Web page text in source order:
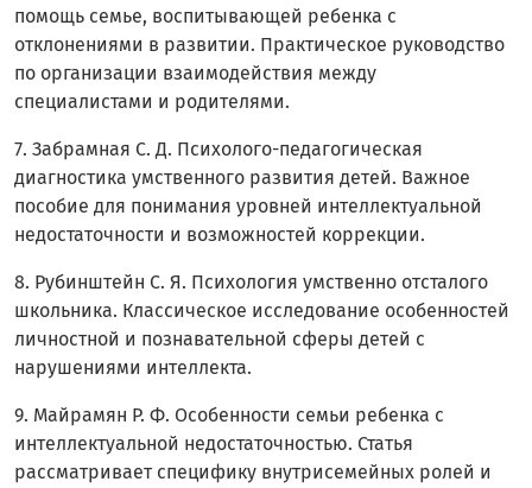
помощь семье, воспитывающей ребенка с
отклонениями в развитии. Практическое руководство
по организации взаимодействия между
специалистами и родителями.
7. Забрамная С. Д. Психолого-педагогическая
диагностика умственного развития детей. Важное
пособие для понимания уровней интеллектуальной
недостаточности и возможностей коррекции.
8. Рубинштейн С. Я. Психология умственно отсталого
школьника. Классическое исследование особенностей
личностной и познавательной сферы детей с
нарушениями интеллекта.
9. Майрамян Р. Ф. Особенности семьи ребенка с
интеллектуальной недостаточностью. Статья
рассматривает специфику внутрисемейных ролей и